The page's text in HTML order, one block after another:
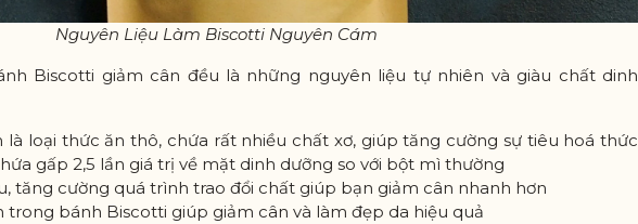
Nguyên Liệu Làm Biscotti Nguyên Cám
Biscotti giảm cân đều là những nguyên liệu tự nhiên và giàu chất dinh
loại thức ăn thô, chứa rất nhiều chất xơ, giúp tăng cường sự tiêu hoá thức
gấp 2,5 lần giá trị về mặt dinh dưỡng so với bột mì thường
tăng cường quá trình trao đổi chất giúp bạn giảm cân nhanh hơn
trong bánh Biscotti giúp giảm cân và làm đẹp da hiệu quả